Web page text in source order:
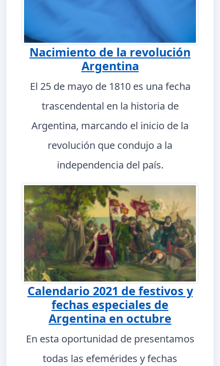
Nacimiento de la revolución
Argentina
El 25 de mayo de 1810 es una fecha
trascendental en la historia de
Argentina, marcando el inicio de la
revolución que condujo a la
independencia del país.
Calendario 2021 de festivos y
fechas especiales de
Argentina en octubre
En esta oportunidad de presentamos
todas las efemérides y fechas